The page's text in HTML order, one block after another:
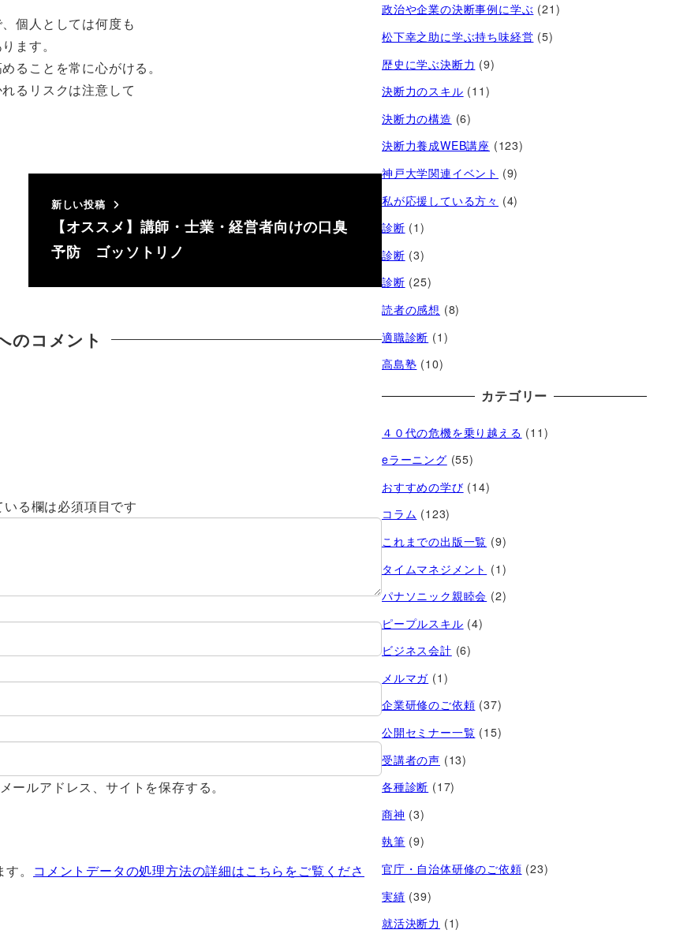
個人としては何度も
ます。
ることを常に心がける。
るリスクは注意して
新しい投稿
【オススメ】講師・士業・経営者向けの口臭
予防 ゴッソトリノ
のコメント
いる欄は必須項目です
ルアドレス、サイトを保存する。
。 コメントデータの処理方法の詳細はこちらをご覧くださ
政治や企業の決断事例に学ぶ (21)
松下幸之助に学ぶ持ち味経営 (5)
歴史に学ぶ決断力 (9)
決断力のスキル (11)
決断力の構造 (6)
決断力養成WEB講座 (123)
神戸大学関連イベント (9)
私が応援している方々 (4)
診断 (1)
診断 (3)
診断 (25)
読者の感想 (8)
適職診断 (1)
高島塾 (10)
カテゴリー
４０代の危機を乗り越える (11)
eラーニング (55)
おすすめの学び (14)
コラム (123)
これまでの出版一覧 (9)
タイムマネジメント (1)
パナソニック親睦会 (2)
ピープルスキル (4)
ビジネス会計 (6)
メルマガ (1)
企業研修のご依頼 (37)
公開セミナー一覧 (15)
受講者の声 (13)
各種診断 (17)
商神 (3)
執筆 (9)
官庁・自治体研修のご依頼 (23)
実績 (39)
就活決断力 (1)